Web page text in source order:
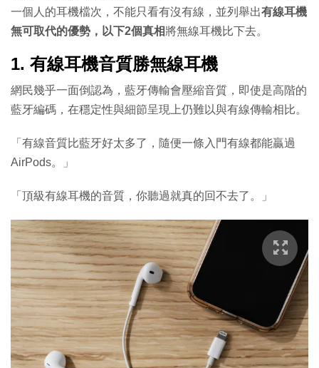
一個人的耳機檔次，不能只看有沒有線，並列舉出有線耳機
無可取代的優勢，以下2個真相將無線耳機比下去。
1. 有線耳機音質勝無線耳機
網民幾乎一面倒認為，藍牙傳輸會壓縮音質，即使是高階的
藍牙編碼，在穩定性與細節呈現上仍難以與有線傳輸相比。
「有線音質比藍牙好太多了，隨便一條入門有線都能贏過
AirPods。」
「頂級有線耳機的音質，你聽過就真的回不去了。」